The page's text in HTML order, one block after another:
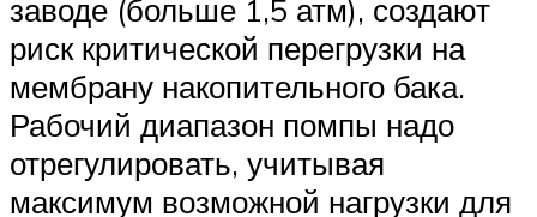
заводе (больше 1,5 атм), создают
риск критической перегрузки на
мембрану накопительного бака.
Рабочий диапазон помпы надо
отрегулировать, учитывая
максимум возможной нагрузки для